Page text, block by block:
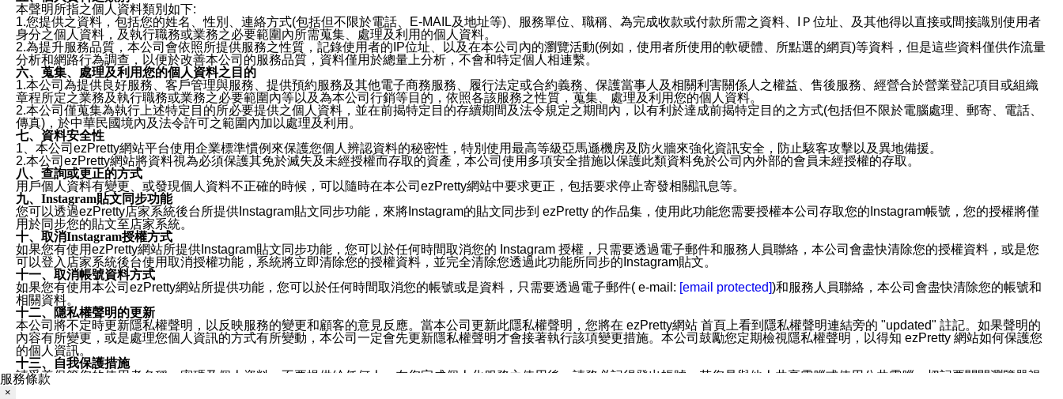
本聲明所指之個人資料類別如下:
1.您提供之資料，包括您的姓名、性別、連絡方式(包括但不限於電話、E-MAIL及地址等)、服務單位、職稱、為完成收款或付款所需之資料、IＰ位址、及其他得以直接或間接識別使用者
身分之個人資料，及執行職務或業務之必要範圍內所需蒐集、處理及利用的個人資料。
2.為提升服務品質，本公司會依照所提供服務之性質，記錄使用者的IP位址、以及在本公司內的瀏覽活動(例如，使用者所使用的軟硬體、所點選的網頁)等資料，但是這些資料僅供作流量
分析和網路行為調查，以便於改善本公司的服務品質，資料僅用於總量上分析，不會和特定個人相連繫。
六、蒐集、處理及利用您的個人資料之目的
1.本公司為提供良好服務、客戶管理與服務、提供預約服務及其他電子商務服務、履行法定或合約義務、保護當事人及相關利害關係人之權益、售後服務、經營合於營業登記項目或組織
章程所定之業務及執行職務或業務之必要範圍內等以及為本公司行銷等目的，依照各該服務之性質，蒐集、處理及利用您的個人資料。
2.本公司僅蒐集為執行上述特定目的所必要提供之個人資料，並在前揭特定目的存續期間及法令規定之期間內，以有利於達成前揭特定目的之方式(包括但不限於電腦處理、郵寄、電話、
傳真)，於中華民國境內及法令許可之範圍內加以處理及利用。
七、資料安全性
1、本公司ezPretty網站平台使用企業標準慣例來保護您個人辨認資料的秘密性，特別使用最高等級亞馬遜機房及防火牆來強化資訊安全，防止駭客攻擊以及異地備援。
2.本公司ezPretty網站將資料視為必須保護其免於滅失及未經授權而存取的資產，本公司使用多項安全措施以保護此類資料免於公司內外部的會員未經授權的存取。
八、查詢或更正的方式
用戶個人資料有變更、或發現個人資料不正確的時候，可以隨時在本公司ezPretty網站中要求更正，包括要求停止寄發相關訊息等。
九、Instagram貼文同步功能
您可以透過ezPretty店家系統後台所提供Instagram貼文同步功能，來將Instagram的貼文同步到 ezPretty 的作品集，使用此功能您需要授權本公司存取您的Instagram帳號，您的授權將僅
用於同步您的貼文至店家系統。
十、取消Instagram授權方式
如果您有使用ezPretty網站所提供Instagram貼文同步功能，您可以於任何時間取消您的 Instagram 授權，只需要透過電子郵件和服務人員聯絡，本公司會盡快清除您的授權資料，或是您
可以登入店家系統後台使用取消授權功能，系統將立即清除您的授權資料，並完全清除您透過此功能所同步的Instagram貼文。
十一、取消帳號資料方式
如果您有使用本公司ezPretty網站所提供功能，您可以於任何時間取消您的帳號或是資料，只需要透過電子郵件( e-mail: [email protected])和服務人員聯絡，本公司會盡快清除您的帳號和
相關資料。
十二、隱私權聲明的更新
本公司將不定時更新隱私權聲明，以反映服務的變更和顧客的意見反應。當本公司更新此隱私權聲明，您將在 ezPretty網站 首頁上看到隱私權聲明連結旁的 "updated" 註記。如果聲明的
內容有所變更，或是處理您個人資訊的方式有所變動，本公司一定會先更新隱私權聲明才會接著執行該項變更措施。本公司鼓勵您定期檢視隱私權聲明，以得知 ezPretty 網站如何保護您
的個人資訊。
十三、自我保護措施
請妥善保管您的使用者名稱、密碼及個人資料，不要提供給任何人。在您完成個人化服務之使用後，請務必記得登出帳號。若您是與他人共享電腦或使用公共電腦，切記要關閉瀏覽器視
窗，以防止他人讀取您的個人資料、信件或進入所機關管理區。
服務條款
×